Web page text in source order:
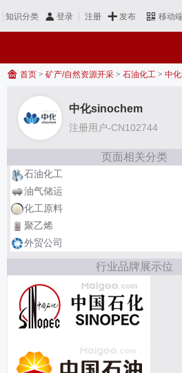
知识分类 登录 注册 发布 移动
首页 > 矿产/自然资源开采 > 石油化工 > 中
中化sinochem
注册用户-CN102744
页面相关分类
石油化工
油气储运
化工原料
聚乙烯
外贸公司
行业品牌展示位